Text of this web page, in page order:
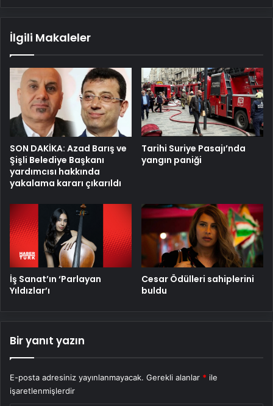
İlgili Makaleler
SON DAKİKA: Azad Barış ve
Şişli Belediye Başkanı
yardımcısı hakkında
yakalama kararı çıkarıldı
Tarihi Suriye Pasajı’nda
yangın paniği
İş Sanat’ın ‘Parlayan
Yıldızlar’ı
Cesar Ödülleri sahiplerini
buldu
Bir yanıt yazın
E-posta adresiniz yayınlanmayacak. Gerekli alanlar * ile
işaretlenmişlerdir